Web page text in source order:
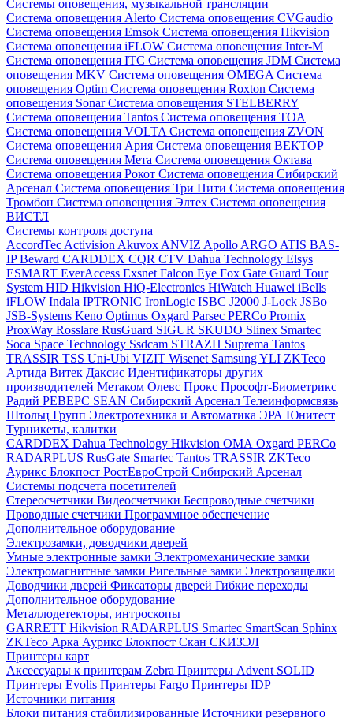
Системы оповещения, музыкальной трансляции
Система оповещения Alerto Система оповещения CVGaudio
Система оповещения Emsok Система оповещения Hikvision
Система оповещения iFLOW Система оповещения Inter-M
Система оповещения ITC Система оповещения JDM Система
оповещения MKV Система оповещения OMEGA Система
оповещения Optim Система оповещения Roxton Система
оповещения SonarСистема оповещения STELBERRY
Система оповещения Tantos Система оповещения TOA
Система оповещения VOLTA Система оповещения ZVON
Система оповещения Ария Система оповещения ВЕКТОР
Система оповещения Мета Система оповещения Октава
Система оповещения Рокот Система оповещения Сибирский
Арсенал Система оповещения Три Нити Система оповещения
Тромбон Система оповещения Элтех Система оповещения
ВИСТЛ
Системы контроля доступа
AccordTec Activision Akuvox ANVIZ Apollo ARGO ATIS BAS-
IPBeward CARDDEX CQR CTV Dahua Technology Elsys
ESMART EverAccess Exsnet Falcon Eye Fox Gate Guard Tour
System HID Hikvision HiQ-Electronics HiWatch Huawei iBells
iFLOW Indala IPTRONIC IronLogic ISBC J2000 J-Lock JSBo
JSB-Systems Keno Optimus Oxgard Parsec PERCo Promix
ProxWay Rosslare RusGuard SIGUR SKUDO Slinex Smartec
Soca Space Technology Ssdcam STRAZH Suprema Tantos
TRASSIR TSS Uni-Ubi VIZIT Wisenet SamsungYLI ZKTeco
Артида Витек Даксис Идентификаторы других
производителей Метаком Олевс Прокс Прософт-Биометрикс
Радий РЕВЕРС SEAN Сибирский Арсенал Телеинформсвязь
Штольц Групп Электротехника и Автоматика ЭРА Юнитест
Турникеты, калитки
CARDDEX Dahua Technology Hikvision ОМА Oxgard PERCo
RADARPLUS RusGate Smartec Tantos TRASSIR ZKTeco
Аурикс Блокпост РостЕвроСтрой Сибирский Арсенал
Системы подсчета посетителей
Стереосчетчики Видеосчетчики Беспроводные счетчики
Проводные счетчики Программное обеспечение
Дополнительное оборудование
Электрозамки, доводчики дверей
Умные электронные замки Электромеханические замки
Электромагнитные замки Ригельные замки Электрозащелки
Доводчики дверей Фиксаторы дверей Гибкие переходы
Дополнительное оборудование
Металлодетекторы, интроскопы
GARRETT Hikvision RADARPLUS Smartec SmartScan Sphinx
ZKTeco Арка Аурикс Блокпост Скан СКИЗЭЛ
Принтеры карт
Аксессуары к принтерам Zebra Принтеры Advent SOLID
Принтеры Evolis Принтеры Fargo Принтеры IDP
Источники питания
Блоки питания стабилизированные Источники резервного